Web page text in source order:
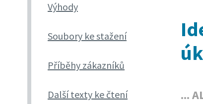
Výhody
Soubory ke stažení
Příběhy zákazníků
Další texty ke čtení ...